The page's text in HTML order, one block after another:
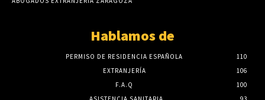
Hablamos de
PERMISO DE RESIDENCIA ESPAÑOLA
110
EXTRANJERÍA
106
F.A.Q
100